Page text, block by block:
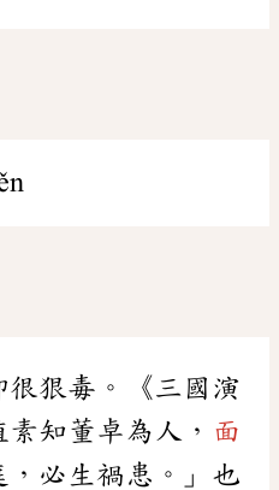
狠毒。《三國演
知董卓為人， 面
，必生禍患。」也